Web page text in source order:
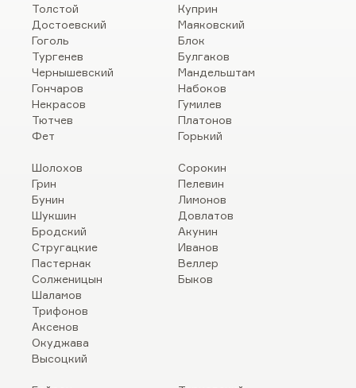
Толстой
Достоевский
Гоголь
Тургенев
Чернышевский
Гончаров
Некрасов
Тютчев
Фет
Куприн
Маяковский
Блок
Булгаков
Мандельштам
Набоков
Гумилев
Платонов
Горький
Шолохов
Грин
Бунин
Шукшин
Бродский
Стругацкие
Пастернак
Солженицын
Шаламов
Трифонов
Аксенов
Окуджава
Высоцкий
Сорокин
Пелевин
Лимонов
Довлатов
Акунин
Иванов
Веллер
Быков